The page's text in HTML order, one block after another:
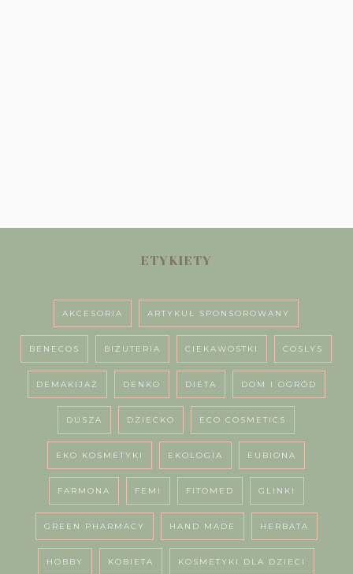
ETYKIETY
AKCESORIA ARTYKUŁ SPONSOROWANY
BENECOS BIŻUTERIA CIEKAWOSTKI COSLYS
DEMAKIJAŻ DENKO DIETA DOM I OGRÓD
DUSZA DZIECKO ECO COSMETICS
EKO KOSMETYKI EKOLOGIA EUBIONA
FARMONA FEMI FITOMED GLINKI
GREEN PHARMACY HAND MADE HERBATA
HOBBY KOBIETA KOSMETYKI DLA DZIECI